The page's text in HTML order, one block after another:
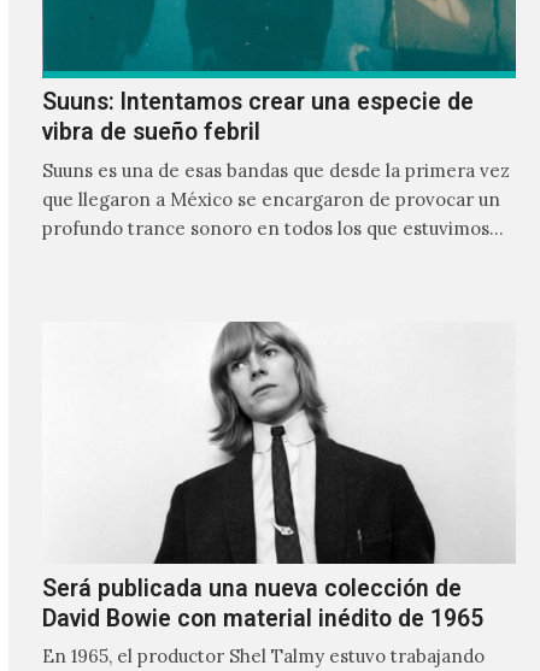
Suuns: Intentamos crear una especie de
vibra de sueño febril
Suuns es una de esas bandas que desde la primera vez
que llegaron a México se encargaron de provocar un
profundo trance sonoro en todos los que estuvimos
Será publicada una nueva colección de
David Bowie con material inédito de 1965
En 1965, el productor Shel Talmy estuvo trabajando